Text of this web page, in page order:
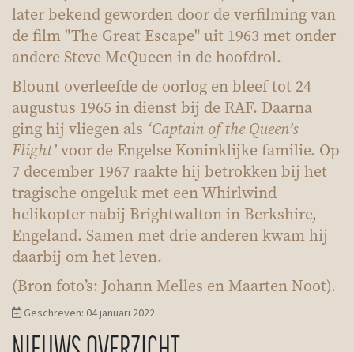
later bekend geworden door de verfilming van
de film "The Great Escape" uit 1963 met onder
andere Steve McQueen in de hoofdrol.
Blount overleefde de oorlog en bleef tot 24
augustus 1965 in dienst bij de RAF. Daarna
ging hij vliegen als ‘Captain of the Queen’s
Flight’voor de Engelse Koninklijke familie. Op
7 december 1967 raakte hij betrokken bij het
tragische ongeluk met een Whirlwind
helikopter nabij Brightwalton in Berkshire,
Engeland. Samen met drie anderen kwam hij
daarbij om het leven.
(Bron foto’s: Johann Melles en Maarten Noot).
Geschreven: 04 januari 2022